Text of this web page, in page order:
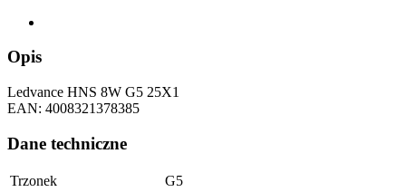
Opis
Ledvance HNS 8W G5 25X1
EAN: 4008321378385
Dane techniczne
Trzonek
G5